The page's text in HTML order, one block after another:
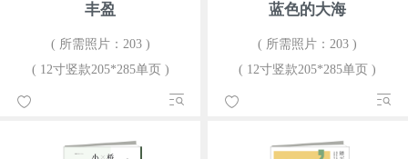
丰盈
( 所需照片：203 )
( 12寸竖款205*285单页 )
蓝色的大海
( 所需照片：203 )
( 12寸竖款205*285单页 )